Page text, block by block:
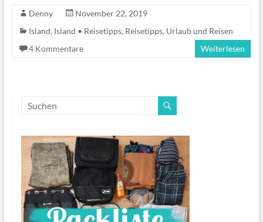
Denny
November 22, 2019
Island, Island • Reisetipps, Reisetipps, Urlaub und Reisen
4 Kommentare
Weiterlesen